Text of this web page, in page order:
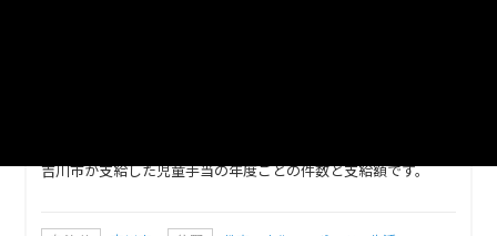
吉川市が支給した児童手当の年度ごとの件数と支給額です。